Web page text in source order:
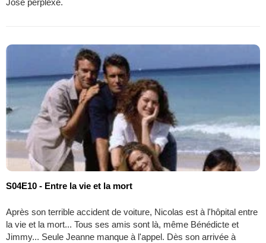
José perplexe.
S04E10 - Entre la vie et la mort
Après son terrible accident de voiture, Nicolas est à l'hôpital entre
la vie et la mort... Tous ses amis sont là, même Bénédicte et
Jimmy... Seule Jeanne manque à l'appel. Dès son arrivée à